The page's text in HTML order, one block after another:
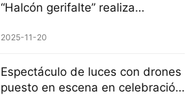
“Halcón gerifalte” realiza
Hulun Buir, Mongolia Interior
2025-11-20
Espectáculo de luces con drones
puesto en escena en celebración